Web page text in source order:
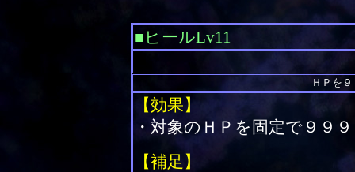
■ヒールLv11
ＨＰを
【効果】
・対象のＨＰを固定で９９
【補足】